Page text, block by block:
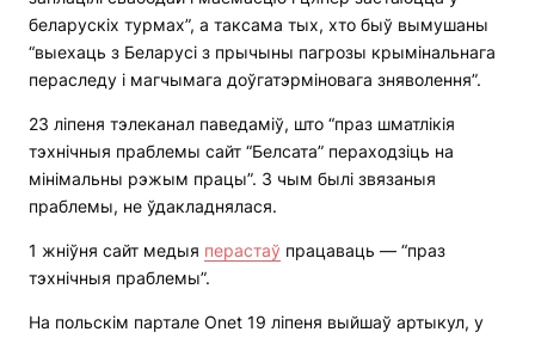
беларускіх турмах”, а таксама тых, хто быў вымушаны
“выехаць з Беларусі з прычыны пагрозы крымінальнага
пераследу і магчымага доўгатэрміновага зняволення”.
23 ліпеня тэлеканал паведаміў, што “праз шматлікія
тэхнічныя праблемы сайт “Белсата” пераходзіць на
мінімальны рэжым працы”. З чым былі звязаныя
праблемы, не ўдакладнялася.
1 жніўня сайт медыя перастаў працаваць — “праз
тэхнічныя праблемы”.
На польскім партале Onet 19 ліпеня выйшаў артыкул, у